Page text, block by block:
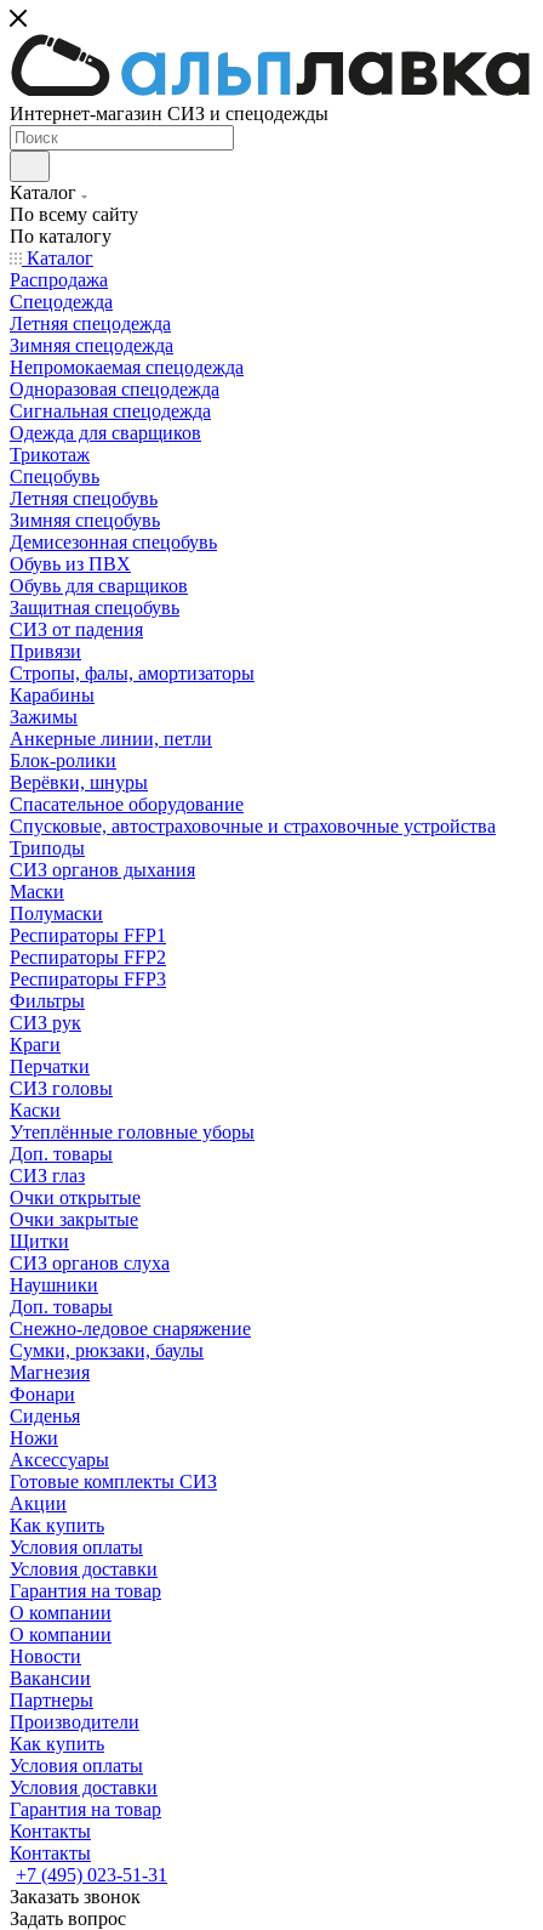
Интернет-магазин СИЗ и спецодежды
Каталог
По всему сайту
По каталогу
Каталог
Распродажа
Спецодежда
Летняя спецодежда
Зимняя спецодежда
Непромокаемая спецодежда
Одноразовая спецодежда
Сигнальная спецодежда
Одежда для сварщиков
Трикотаж
Спецобувь
Летняя спецобувь
Зимняя спецобувь
Демисезонная спецобувь
Обувь из ПВХ
Обувь для сварщиков
Защитная спецобувь
СИЗ от падения
Привязи
Стропы, фалы, амортизаторы
Карабины
Зажимы
Анкерные линии, петли
Блок-ролики
Верёвки, шнуры
Спасательное оборудование
Спусковые, автостраховочные и страховочные устройства
Триподы
СИЗ органов дыхания
Маски
Полумаски
Респираторы FFP1
Респираторы FFP2
Респираторы FFP3
Фильтры
СИЗ рук
Краги
Перчатки
СИЗ головы
Каски
Утеплённые головные уборы
Доп. товары
СИЗ глаз
Очки открытые
Очки закрытые
Щитки
СИЗ органов слуха
Наушники
Доп. товары
Снежно-ледовое снаряжение
Сумки, рюкзаки, баулы
Магнезия
Фонари
Сиденья
Ножи
Аксессуары
Готовые комплекты СИЗ
Акции
Как купить
Условия оплаты
Условия доставки
Гарантия на товар
О компании
О компании
Новости
Вакансии
Партнеры
Производители
Как купить
Условия оплаты
Условия доставки
Гарантия на товар
Контакты
Контакты
+7 (495) 023-51-31
Заказать звонок
Задать вопрос